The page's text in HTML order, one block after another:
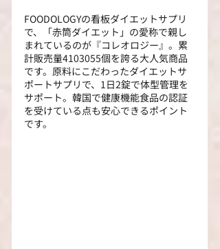
FOODOLOGYの看板ダイエットサプリ
で、「赤筒ダイエット」の愛称で親し
まれているのが『コレオロジー』。累
計販売量4103055個を誇る大人気商品
です。原料にこだわったダイエットサ
ポートサプリで、1日2錠で体型管理を
サポート。韓国で健康機能食品の認証
を受けている点も安心できるポイント
です。